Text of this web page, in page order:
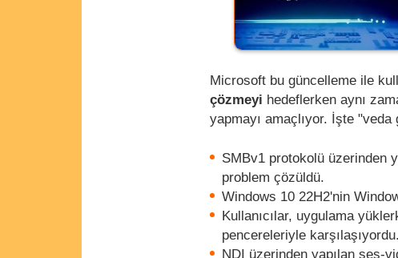
Microsoft bu güncelleme ile
çözmeyi hedeflerken aynı
yapmayı amaçlıyor. İşte
SMBv1 protokolü üzerinden
problem çözüldü.
Windows 10 22H2'nin
Kullanıcılar, uygulama
pencereleriyle
NDI üzerinden yapılan ses-